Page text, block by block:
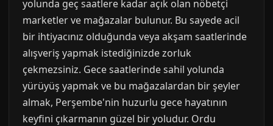
yolunda geç saatlere kadar açık olan nöbetçi
marketler ve mağazalar bulunur. Bu sayede acil
bir ihtiyacınız olduğunda veya akşam saatlerinde
alışveriş yapmak istediğinizde zorluk
çekmezsiniz. Gece saatlerinde sahil yolunda
yürüyüş yapmak ve bu mağazalardan bir şeyler
almak, Perşembe'nin huzurlu gece hayatının
keyfini çıkarmanın güzel bir yoludur. Ordu